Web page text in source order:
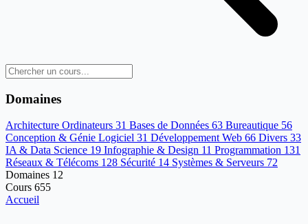
Domaines
Architecture Ordinateurs 31 Bases de Données 63 Bureautique 56
Conception & Génie Logiciel 31 Développement Web 66 Divers 33
IA & Data Science 19 Infographie & Design 11 Programmation 131
Réseaux & Télécoms 128 Sécurité 14 Systèmes & Serveurs 72
Domaines 12
Cours 655
Accueil